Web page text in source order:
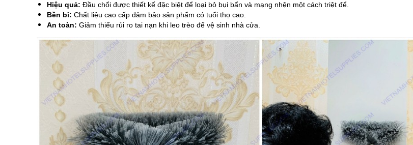
Hiệu quả: Đầu chổi được thiết kế đặc biệt để loại bỏ bụi bẩn và mạng nhện một cách triệt để.
Bền bỉ: Chất liệu cao cấp đảm bảo sản phẩm có tuổi thọ cao.
An toàn: Giảm thiểu rủi ro tai nạn khi leo trèo để vệ sinh nhà cửa.